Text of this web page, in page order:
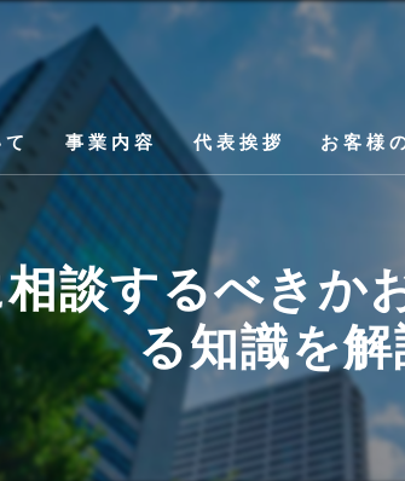
事業内容
相続関連業務
相続前の生前対策
高齢化・お一人様対策
不動産登記
その他の取扱業務
代表挨拶 お客様
談するべきか
る知識を解